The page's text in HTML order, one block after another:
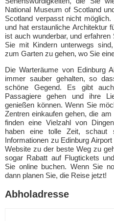
National Museum of Scotland
Scotland verpasst nicht
und hat erstaunliche Architektur
ist auch wunderbar, und
Sie mit Kindern unterwegs
zum Garten zu gehen, wo Sie
Die Warteräume von Edinburg
immer sauber gehalten, so
schöne Gegend. Es gibt
Passagiere gehen und ihre
genießen können. Wenn Sie
Zentren einkaufen gehen, die
finden eine Vielzahl von
haben eine tolle Zeit, schaut
Informationen zu Edinburg
Website zu der beste Weg zu
sogar Rabatt auf Flugtickets
Sie online buchen. Wenn Sie
dann planen Sie, die Reise jetzt!
Abholadresse